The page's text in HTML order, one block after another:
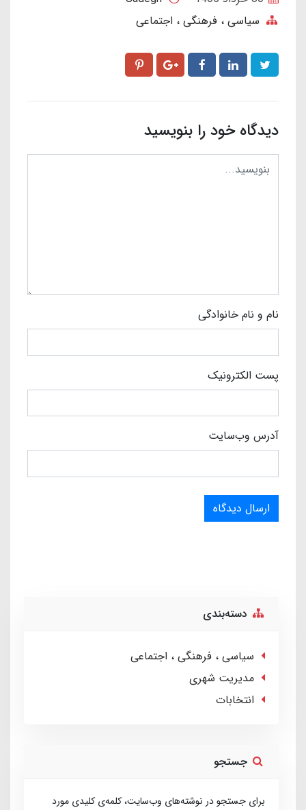
سیاسی ، فرهنگی ، اجتماعی
دیدگاه خود را بنویسید
نام و نام خانوادگی
پست الکترونیک
آدرس وب‌سایت
ارسال دیدگاه
دسته‌بندی
سیاسی ، فرهنگی ، اجتماعی
مدیریت شهری
انتخابات
جستجو
برای جستجو در نوشته‌های وب‌سایت، کلمه‌ی کلیدی مورد